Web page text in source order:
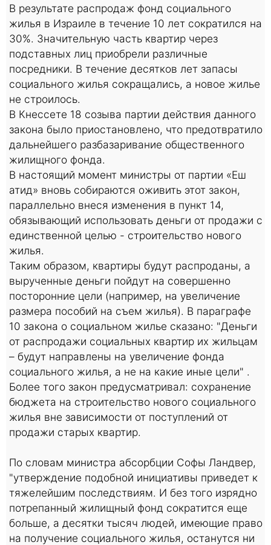
В результате распродаж фонд социального
жилья в Израиле в течение 10 лет сократился на
30%. Значительную часть квартир через
подставных лиц приобрели различные
посредники. В течение десятков лет запасы
социального жилья сокращались, а новое жилье
не строилось.
В Кнессете 18 созыва партии действия данного
закона было приостановлено, что предотвратило
дальнейшего разбазаривание общественного
жилищного фонда.
В настоящий момент министры от партии «Еш
атид» вновь собираются оживить этот закон,
параллельно внеся изменения в пункт 14,
обязывающий использовать деньги от продажи с
единственной целью - строительство нового
жилья.
Таким образом, квартиры будут распроданы, а
вырученные деньги пойдут на совершенно
посторонние цели (например, на увеличение
размера пособий на съем жилья). В параграфе
10 закона о социальном жилье сказано: "Деньги
от распродажи социальных квартир их жильцам
– будут направлены на увеличение фонда
социального жилья, а не на какие иные цели" .
Более того закон предусматривал: сохранение
бюджета на строительство нового социального
жилья вне зависимости от поступлений от
продажи старых квартир.
По словам министра абсорбции Софы Ландвер,
"утверждение подобной инициативы приведет к
тяжелейшим последствиям. И без того изрядно
потрепанный жилищный фонд сократится еще
больше, а десятки тысяч людей, имеющие право
на получение социального жилья, останутся ни